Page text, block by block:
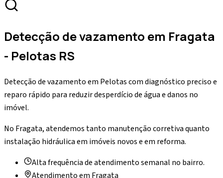
Detecção de vazamento em Fragata
- Pelotas RS
Detecção de vazamento em Pelotas com diagnóstico preciso e
reparo rápido para reduzir desperdício de água e danos no
imóvel.
No Fragata, atendemos tanto manutenção corretiva quanto
instalação hidráulica em imóveis novos e em reforma.
Alta frequência de atendimento semanal no bairro.
Atendimento em Fragata